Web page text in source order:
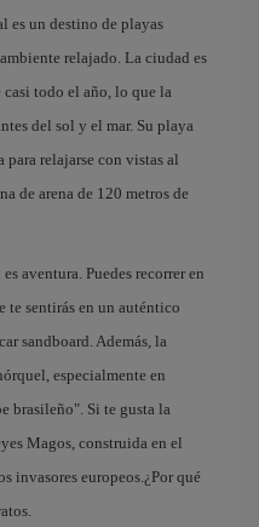
es un destino de playas
relajado. La ciudad es
casi todo el año, lo que la
del sol y el mar. Su playa
para relajarse con vistas al
de arena de 120 metros de
aventura. Puedes recorrer en
te sentirás en un auténtico
sandboard. Además, la
especialmente en
brasileño". Si te gusta la
Magos, construida en el
invasores europeos.¿Por qué